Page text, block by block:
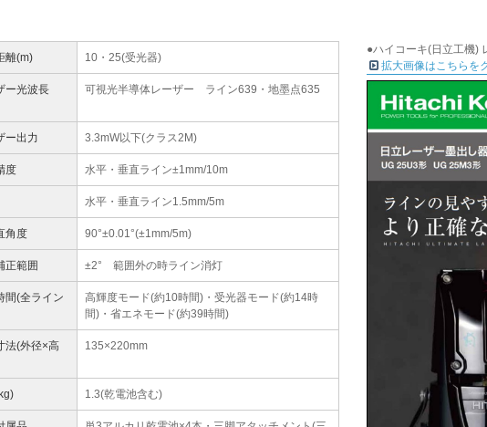
離(m) 10・25(受光器)
ー光波長 可視光半導体レーザー ライン639・地墨点635
ー出力 3.3mW以下(クラス2M)
度 水平・垂直ライン±1mm/10m
水平・垂直ライン1.5mm/5m
角度 90°±0.01°(±1mm/5m)
正範囲 ±2° 範囲外の時ライン消灯
間(全ライン
高輝度モード(約10時間)・受光器モード(約14時
間)・省エネモード(約39時間)
法(外径×高 135×220mm
1.3(乾電池含む)
●ハイコーキ(日立工機)
拡大画像はこちらを